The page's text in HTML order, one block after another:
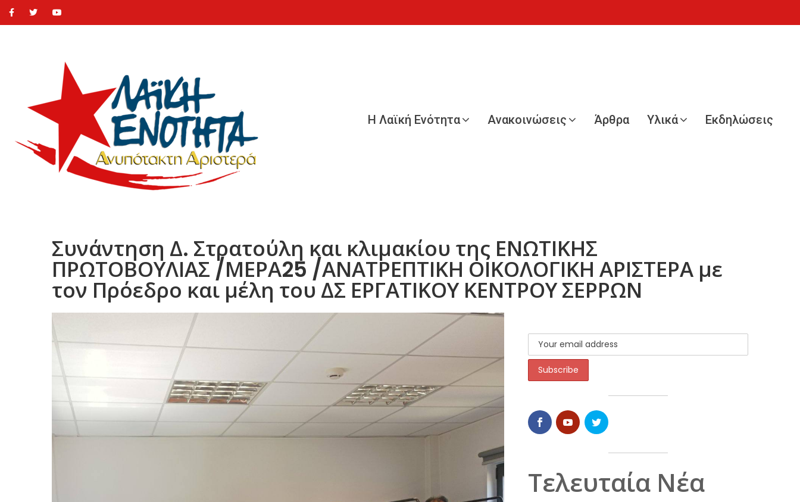
Η Λαϊκή Ενότητα Ανακοινώσεις Άρθρα Υλικά Εκδηλώσεις
Συνάντηση Δ. Στρατούλη και κλιμακίου της ΕΝΩΤΙΚΗΣ
ΠΡΩΤΟΒΟΥΛΙΑΣ /ΜΕΡΑ25 /ΑΝΑΤΡΕΠΤΙΚΗ ΟΙΚΟΛΟΓΙΚΗ ΑΡΙΣΤΕΡΑ με
τον Πρόεδρο και μέλη του ΔΣ ΕΡΓΑΤΙΚΟΥ ΚΕΝΤΡΟΥ ΣΕΡΡΩΝ
Τελευταία Νέα